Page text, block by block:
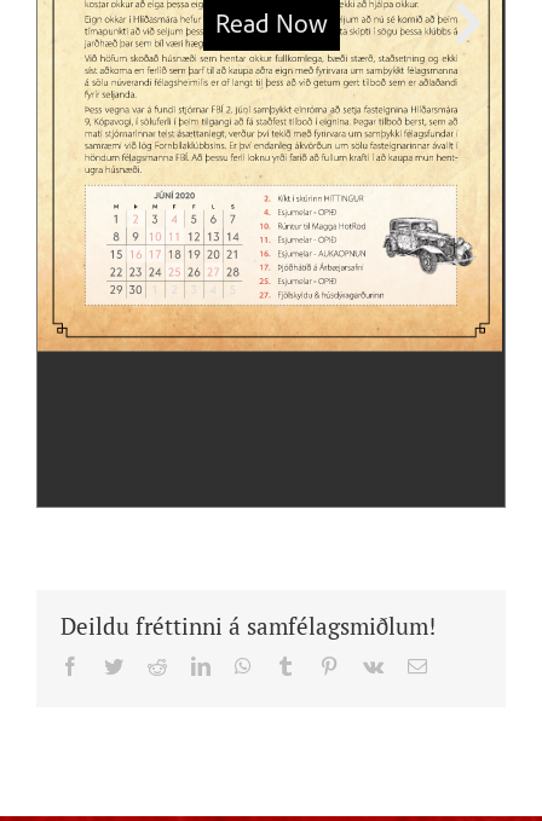
Deildu fréttinni á samfélagsmiðlum!
Facebook
TwitterRedditLinkedInWhatsApp
Tumblr Pinterest
Vk Email